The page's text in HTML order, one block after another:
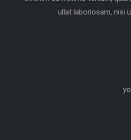
ullat laboriosam, nisi